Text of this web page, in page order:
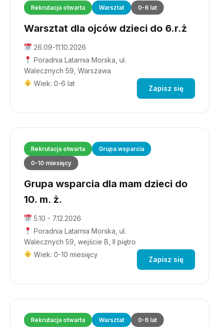
Rekrutacja otwarta Warsztat 0-6 lat
Warsztat dla ojców dzieci do 6.r.ż
26.09-11.10.2026
Poradnia Latarnia Morska, ul.
Walecznych 59, Warszawa
Wiek: 0-6 lat
Zapisz się
Rekrutacja otwarta
Grupa wsparcia
0-10 miesięcy
Grupa wsparcia dla mam dzieci do
10. m. ż.
5.10 - 7.12.2026
Poradnia Latarnia Morska, ul.
Walecznych 59, wejście B, II piętro
Wiek: 0-10 miesięcy
Zapisz się
Rekrutacja otwarta Warsztat 0-6 lat